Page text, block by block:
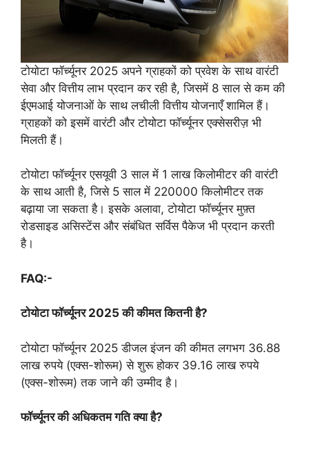
टोयोटा फॉर्च्यूनर 2025 अपने ग्राहकों को प्रवेश के साथ वारंटी
सेवा और वित्तीय लाभ प्रदान कर रही है, जिसमें 8 साल से कम की
ईएमआई योजनाओं के साथ लचीली वित्तीय योजनाएँ शामिल हैं।
ग्राहकों को इसमें वारंटी और टोयोटा फॉर्च्यूनर एक्सेसरीज़ भी
मिलती हैं।
टोयोटा फॉर्च्यूनर एसयूवी 3 साल में 1 लाख किलोमीटर की वारंटी
के साथ आती है, जिसे 5 साल में 220000 किलोमीटर तक
बढ़ाया जा सकता है। इसके अलावा, टोयोटा फॉर्च्यूनर मुफ़्त
रोडसाइड असिस्टेंस और संबंधित सर्विस पैकेज भी प्रदान करती
है।
FAQ:-
टोयोटा फॉर्च्यूनर 2025 की कीमत कितनी है?
टोयोटा फॉर्च्यूनर 2025 डीजल इंजन की कीमत लगभग 36.88
लाख रुपये (एक्स-शोरूम) से शुरू होकर 39.16 लाख रुपये
(एक्स-शोरूम) तक जाने की उम्मीद है।
फॉर्च्यूनर की अधिकतम गति क्या है?